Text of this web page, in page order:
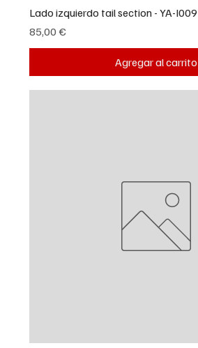
Lado izquierdo tail section - YA-I009
Precio
85,00 €
Agregar al carrito